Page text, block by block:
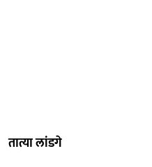
तात्या लांडगे